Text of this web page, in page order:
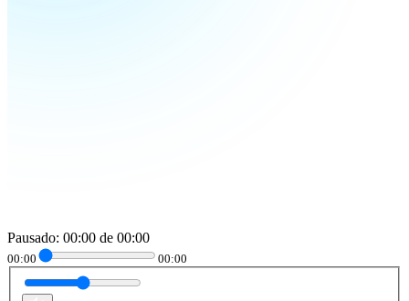
Pausado: 00:00 de 00:00
00:00 00:00